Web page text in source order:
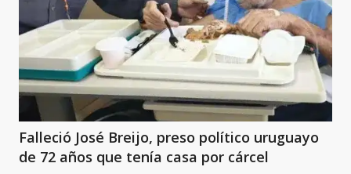
Falleció José Breijo, preso político uruguayo
de 72 años que tenía casa por cárcel